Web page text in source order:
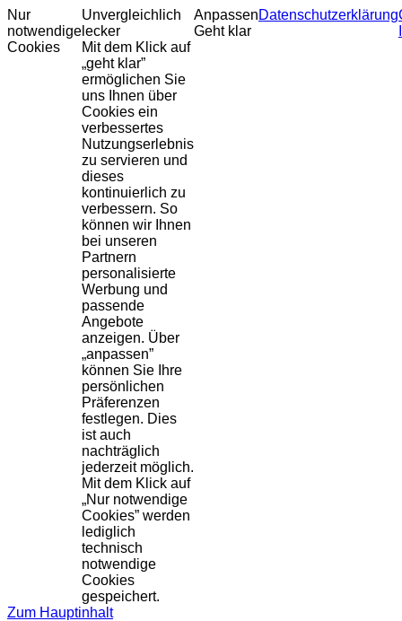
Nur
notwendige
Cookies
Unvergleichlich
lecker
Mit dem Klick auf
„geht klar”
ermöglichen Sie
uns Ihnen über
Cookies ein
verbessertes
Nutzungserlebnis
zu servieren und
dieses
kontinuierlich zu
verbessern. So
können wir Ihnen
bei unseren
Partnern
personalisierte
Werbung und
passende
Angebote
anzeigen. Über
„anpassen”
können Sie Ihre
persönlichen
Präferenzen
festlegen. Dies
ist auch
nachträglich
jederzeit möglich.
Mit dem Klick auf
„Nur notwendige
Cookies” werden
lediglich
technisch
notwendige
Cookies
gespeichert.
Anpassen
Geht klar
Datenschutzerklärung
Zum Hauptinhalt